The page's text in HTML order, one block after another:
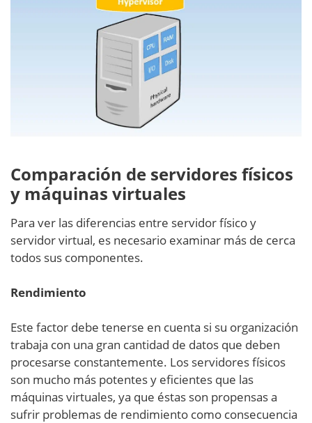
Comparación de servidores físicos
y máquinas virtuales
Para ver las diferencias entre servidor físico y
servidor virtual, es necesario examinar más de cerca
todos sus componentes.
Rendimiento
Este factor debe tenerse en cuenta si su organización
trabaja con una gran cantidad de datos que deben
procesarse constantemente. Los servidores físicos
son mucho más potentes y eficientes que las
máquinas virtuales, ya que éstas son propensas a
sufrir problemas de rendimiento como consecuencia